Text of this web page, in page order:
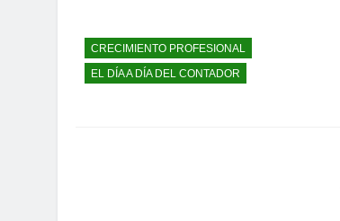
CRECIMIENTO PROFESIONAL
EL DÍA A DÍA DEL CONTADOR